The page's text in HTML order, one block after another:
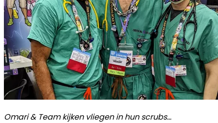
Omari & Team kijken vliegen in hun scrubs…